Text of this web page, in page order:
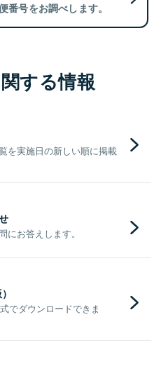
番号をお調べします。
する情報
を実施日の新しい順に掲載
お答えします。
でダウンロードできま